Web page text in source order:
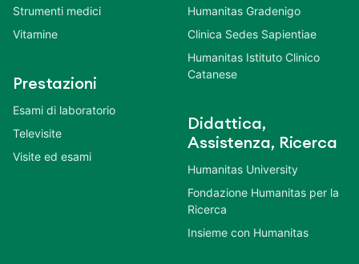
Strumenti medici
Vitamine
Prestazioni
Esami di laboratorio
Televisite
Visite ed esami
Humanitas Gradenigo
Clinica Sedes Sapientiae
Humanitas Istituto Clinico
Catanese
Didattica,
Assistenza, Ricerca
Humanitas University
Fondazione Humanitas per la
Ricerca
Insieme con Humanitas